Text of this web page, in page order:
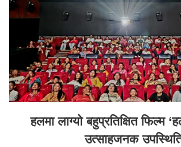
हलमा लाग्यो बहुप्रतिक्षित फिल्म
उत्साहजनक